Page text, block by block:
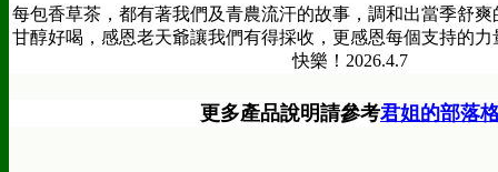
每包香草茶，都有著我們及青農流汗的故事，調和出當季舒
甘醇好喝，感恩老天爺讓我們有得採收，更感恩每個支持的
快樂！2026.4.7
更多產品說明請參考君姐的部落